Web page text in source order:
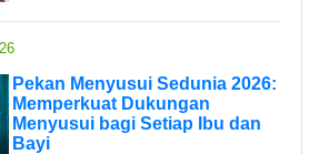
Pekan Menyusui Sedunia 2026:
Memperkuat Dukungan
Menyusui bagi Setiap Ibu dan
Bayi